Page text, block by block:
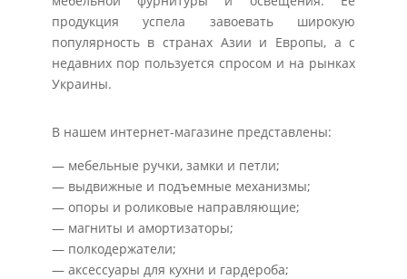
продукция успела завоевать широкую
популярность в странах Азии и Европы, а с
недавних пор пользуется спросом и на рынках
Украины.
В нашем интернет-магазине представлены:
— мебельные ручки, замки и петли;
— выдвижные и подъемные механизмы;
— опоры и роликовые направляющие;
— магниты и амортизаторы;
— полкодержатели;
— аксессуары для кухни и гардероба;